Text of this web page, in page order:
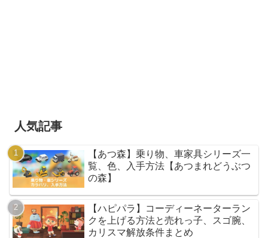
人気記事
【あつ森】乗り物、車家具シリーズ一
覧、色、入手方法【あつまれどうぶつ
の森】
【ハピパラ】コーディーネーターラン
クを上げる方法と売れっ子、スゴ腕、
カリスマ解放条件まとめ